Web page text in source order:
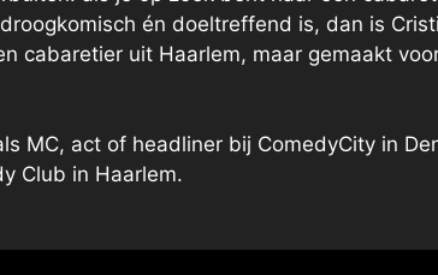
én doeltreffend is, dan is
cabaretier uit Haarlem, maar gemaakt
MC, act of headliner bij ComedyCity in
Club in Haarlem.